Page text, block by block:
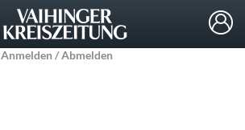
Anmelden / Abmelden